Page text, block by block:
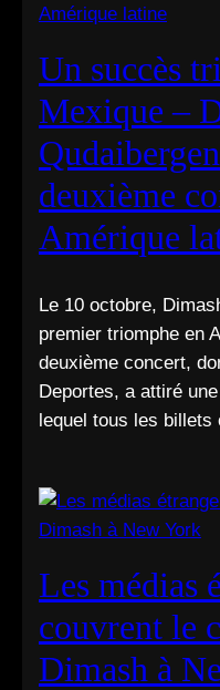
Un succès
Mexique –
deuxième
Amérique
Le 10 octobre,
premier triomphe en
deuxième concert,
Deportes, a attiré
lequel tous les billets
Les médias
couvrent le
Dimash à